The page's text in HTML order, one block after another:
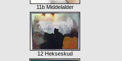
11b Middelalder
12 Hekseskud